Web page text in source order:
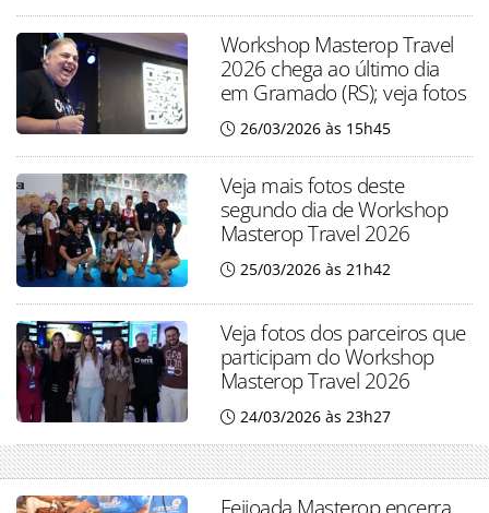
Workshop Masterop Travel
2026 chega ao último dia
em Gramado (RS); veja fotos
26/03/2026 às 15h45
Veja mais fotos deste
segundo dia de Workshop
Masterop Travel 2026
25/03/2026 às 21h42
Veja fotos dos parceiros que
participam do Workshop
Masterop Travel 2026
24/03/2026 às 23h27